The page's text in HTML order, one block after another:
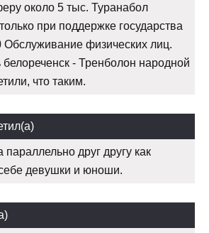
около 5 тыс. Туранабол
при поддержке государства
Обслуживание физических лиц.
белореченск - Тренболон народной
что таким.
друг другу как
девушки и юноши.